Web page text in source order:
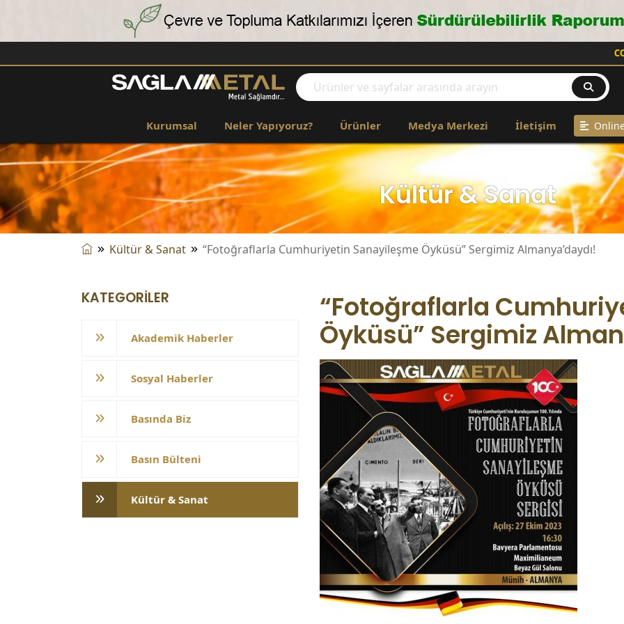
Kurumsal Neler Yapıyoruz? Ürünler Medya Merkezi İletişim
Kültür & Sanat
Kültür & Sanat “Fotoğraflarla Cumhuriyetin Sanayileşme Öyküsü” Sergimiz Almanya’daydı!
KATEGORİLER
Akademik Haberler
Sosyal Haberler
Basında Biz
Basın Bülteni
Kültür & Sanat
“Fotoğraflarla
Öyküsü” Sergimiz